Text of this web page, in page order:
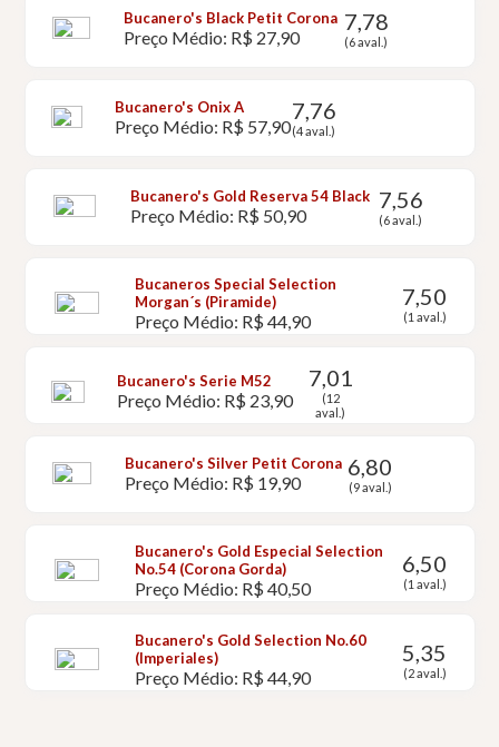
Bucanero's Black Petit Corona
Preço Médio: R$ 27,90
7,78
(6 aval.)
Bucanero's Onix A
Preço Médio: R$ 57,90
7,76
(4 aval.)
Bucanero's Gold Reserva 54 Black
Preço Médio: R$ 50,90
7,56
(6 aval.)
Bucaneros Special Selection
Morgan´s (Piramide)
Preço Médio: R$ 44,90
7,50
(1 aval.)
Bucanero's Serie M52
Preço Médio: R$ 23,90
7,01
(12
aval.)
Bucanero's Silver Petit Corona
Preço Médio: R$ 19,90
6,80
(9 aval.)
Bucanero's Gold Especial Selection
No.54 (Corona Gorda)
Preço Médio: R$ 40,50
6,50
(1 aval.)
Bucanero's Gold Selection No.60
(Imperiales)
Preço Médio: R$ 44,90
5,35
(2 aval.)